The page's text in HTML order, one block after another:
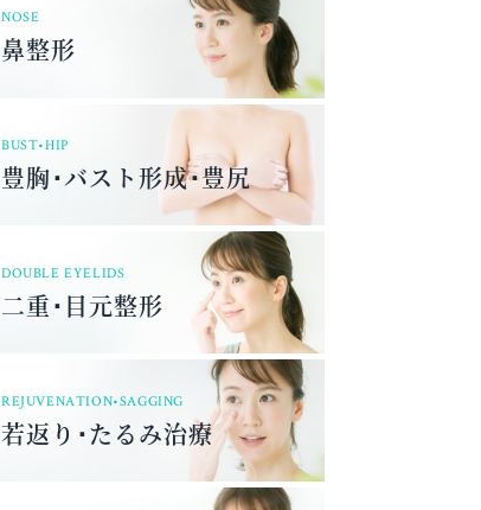
NOSE
鼻整形
BUST•HIP
豊胸･バスト形成･豊尻
DOUBLE EYELIDS
二重･目元整形
REJUVENATION•SAGGING
若返り･たるみ治療